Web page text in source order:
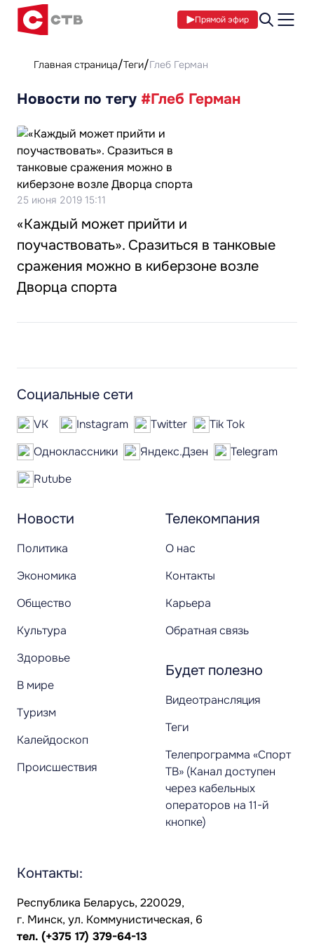
Прямой эфир
Главная страница Теги Глеб Герман
Новости по тегу #Глеб Герман
25 июня 2019 15:11
«Каждый может прийти и
поучаствовать». Сразиться в танковые
сражения можно в киберзоне возле
Дворца спорта
Новости
Политика
Экономика
Общество
Культура
Здоровье
В мире
Туризм
Калейдоскоп
Происшествия
Телекомпания
О нас
Контакты
Карьера
Обратная связь
Будет полезно
Видеотрансляция
Теги
Телепрограмма «Спорт
ТВ» (Канал доступен
через кабельных
операторов на 11-й
кнопке)
Социальные сети
VK Instagram Twitter
Tik Tok
Одноклассники
Яндекс.Дзен
Telegram
Rutube
Контакты:
Республика Беларусь, 220029,
г. Минск, ул. Коммунистическая, 6
тел. (+375 17) 379-64-13